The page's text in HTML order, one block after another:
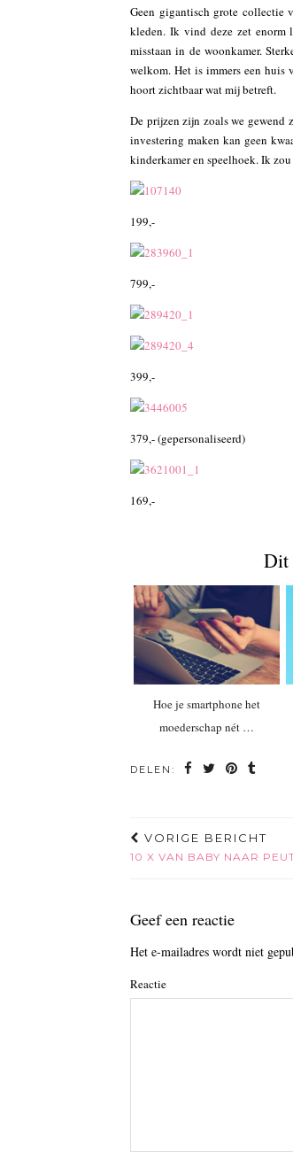
Geen gigantisch grote collectie
kleden. Ik vind deze zet enorm
misstaan in de woonkamer.
welkom. Het is immers een
hoort zichtbaar wat mij betreft.
De prijzen zijn zoals we gewend
investering maken kan geen
kinderkamer en speelhoek. Ik
199,-
799,-
399,-
379,- (gepersonaliseerd)
169,-
Dit
Hoe je smartphone het
moederschap nét …
DELEN:
VORIGE BERICHT
10 X VAN BABY NAAR
Geef een reactie
Het e-mailadres wordt niet
Reactie